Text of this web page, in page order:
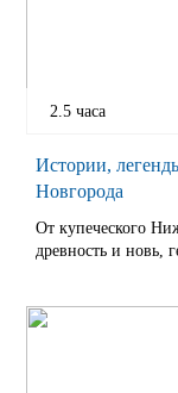
2.5 часа
Истории,
Новгорода
От купеческого
древность и новь,